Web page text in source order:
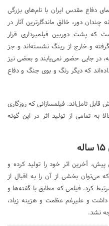
دفاع مقدس ایران با نام‌های بزرگی
دور، خالق ماندگارترین آثار در
که پشت دوربین فیلمبرداری قرار
و خارج از رینگ نشسته‌اند و جز
در جایی حضور نمی‌یابند و بعضی نیز
که دیگر رنگ و بوی جنگ و دفاع
تامل‌اند. فیلمسازانی که روزگاری
به تمامی از تولید اثر در این گونه
پیش، آخرین اثر خود را تولید کرده و
می‌توان بخشی از آن را به اقبال از
کرد. فیلمی که مطابق با گفته‌ها و
۲ کشتی فروش داشت و علیرغم عظمت و هزینه زیاد،
نشد.